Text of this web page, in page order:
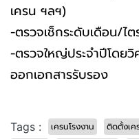
เครน ฯลฯ)
-ตรวจเช็กระดับเดือน/ไ
-ตรวจใหญ่ประจำปีโดย
ออกเอกสารรับรอง
Tags : เครนโรงงาน ติดตั้งเค